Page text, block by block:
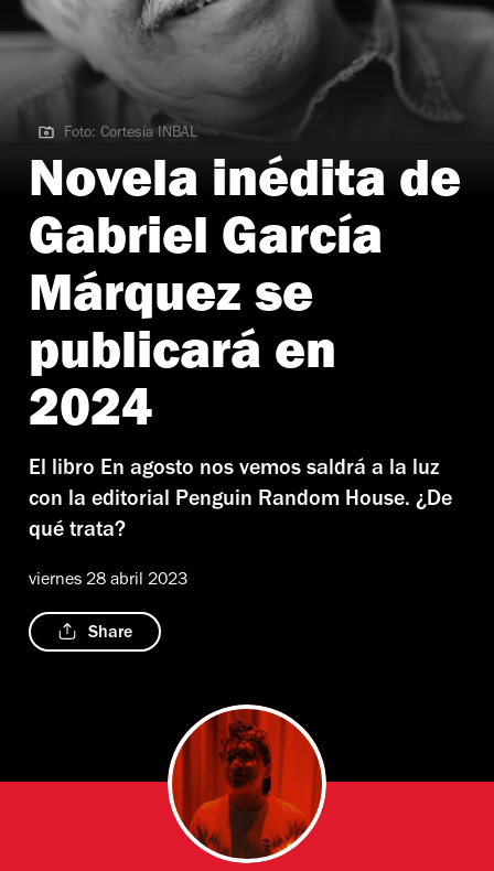
Foto: Cortesía INBAL
Foto: Cortesía INBAL
Novela inédita de
Gabriel García
Márquez se
publicará en
2024
El libro En agosto nos vemos saldrá a la luz
con la editorial Penguin Random House. ¿De
qué trata?
viernes 28 abril 2023
Share